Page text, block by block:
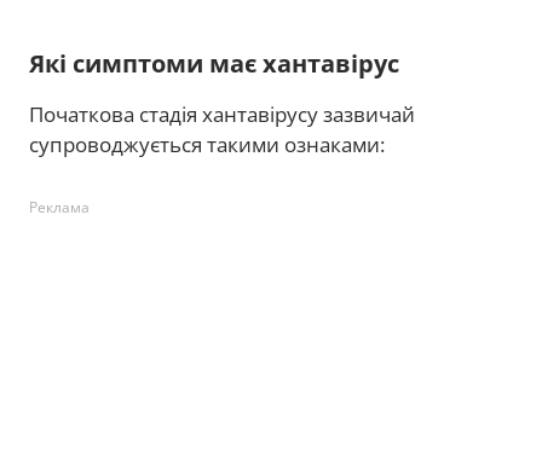
Які симптоми має хантавірус
Початкова стадія хантавірусу зазвичай
супроводжується такими ознаками:
Реклама